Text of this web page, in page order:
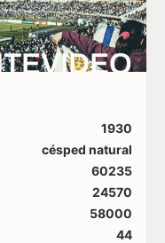
1930
césped natural
60235
24570
58000
44